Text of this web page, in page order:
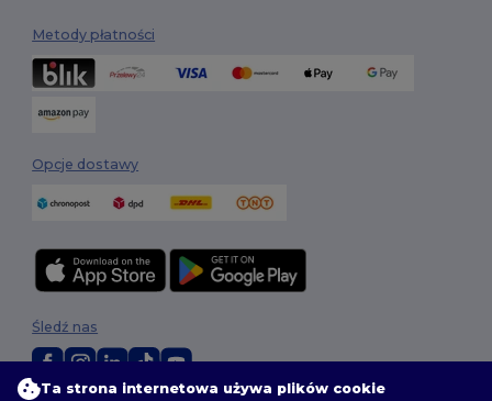
Metody płatności
Opcje dostawy
Śledź nas
Ta strona internetowa używa plików cookie